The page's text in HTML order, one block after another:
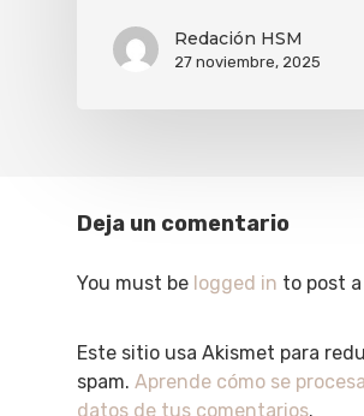
Redación HSM
27 noviembre, 2025
Deja un comentario
You must be logged in to post
Este sitio usa Akismet para
spam. Aprende cómo se
datos de tus comentarios.